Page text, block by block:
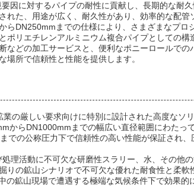
因に対するパイプの耐性に貢献し、長期的な耐久
た、用途が広く、耐久性があり、効率的な配管
DN250mmまでの仕様により、さまざまなプロ
リエチレンアルミニウム複合パイプとしての構
などの加工サービスと、便利なポニーロールでの
所で信頼性と性能を提供します。
の厳しい要求向けに特別に設計された高度なソ
からDN1000mmまでの幅広い直径範囲にわたっ
での公称圧力下で信頼性の高い性能が保証され
理活動に不可欠な研磨性スラリー、水、その他の
りの鉱山シナリオで不可欠な優れた耐食性と柔軟
鉱山現場で遭遇する極端な気候条件下で効果的